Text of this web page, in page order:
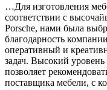
…Для изготовления
соответствии с
Porsche, нами была
благодарность
оперативный и
задач. Высокий
позволяет
поставщика мебели, с